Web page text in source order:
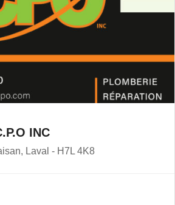
INC
Laval - H7L 4K8